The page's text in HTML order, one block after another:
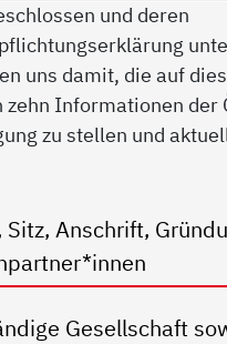
und deren
uns damit, die auf
zehn Informationen
zu stellen und
Sitz, Anschrift,
Gesellschaft